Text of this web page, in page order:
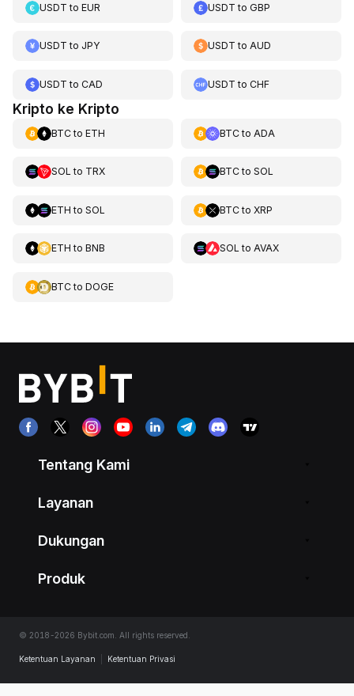
USDT to EUR USDT toGBP
USDT to JPY USDT toAUD
USDT to CAD USDT toCHF
Kripto ke Kripto
BTCto ETH BTCto ADA
SOL to TRX BTCto SOL
ETH to SOL BTCto XRP
ETH to BNB SOL to AVAX
BTCto DOGE
Tentang Kami
Layanan
Dukungan
Produk
© 2018-2026 Bybit.com. All rights reserved.
Ketentuan Layanan Ketentuan Privasi